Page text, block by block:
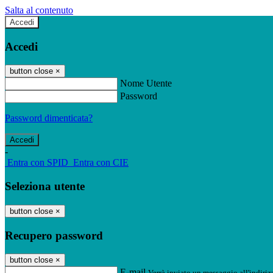
Salta al contenuto
Accedi
Accedi
button close ×
Nome Utente
Password
Password dimenticata?
-
Entra con SPID Entra con CIE
Seleziona utente
button close ×
Recupero password
button close ×